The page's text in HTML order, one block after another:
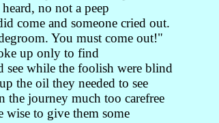
no not a peep
come and someone cried out.
You must come out!"
up only to find
see while the foolish were blind
the oil they needed to see
the journey much too carefree
wise to give them some